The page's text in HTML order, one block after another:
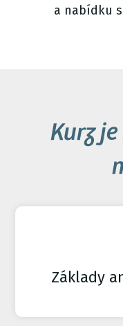
a nabídku
Kurz
Základy